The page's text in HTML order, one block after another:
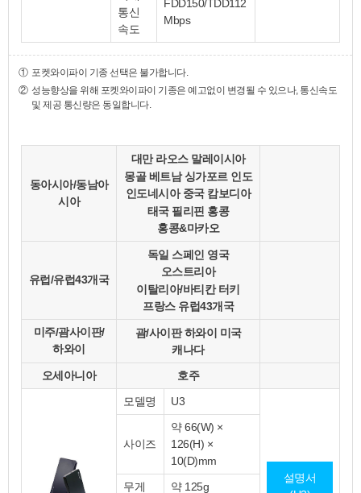
통신
속도
FDD150/TDD112
Mbps
① 포켓와이파이 기종 선택은 불가합니다.
② 성능향상을 위해 포켓와이파이 기종은 예고없이 변경될 수 있으나, 통신속도
및 제공 통신량은 동일합니다.
동아시아/동남아
시아
대만 라오스 말레이시아
몽골 베트남 싱가포르 인도
인도네시아 중국 캄보디아
태국 필리핀 홍콩
홍콩&마카오
유럽/유럽43개국
독일 스페인 영국
오스트리아
이탈리아/바티칸 터키
프랑스 유럽43개국
미주/괌사이판/
하와이
괌/사이판 하와이 미국
캐나다
오세아니아
호주
모델명
U3
설명서
사이즈
약 66(W) ×
126(H) ×
10(D)mm
무게
약 125g